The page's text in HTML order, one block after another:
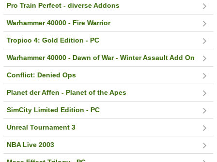
Pro Train Perfect - diverse Addons
Warhammer 40000 - Fire Warrior
Tropico 4: Gold Edition - PC
Warhammer 40000 - Dawn of War - Winter Assault Add On
Conflict: Denied Ops
Planet der Affen - Planet of the Apes
SimCity Limited Edition - PC
Unreal Tournament 3
NBA Live 2003